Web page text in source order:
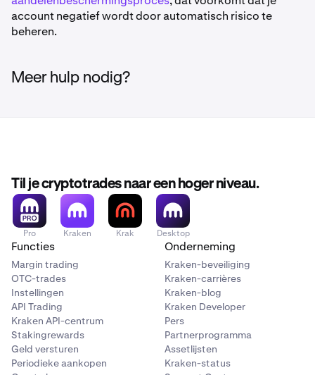
account negatief wordt door automatisch risico te
beheren.
Meer hulp nodig?
Til je cryptotrades naar een hoger niveau.
Pro Kraken Krak Desktop
Functies
Margin trading
OTC-trades
Instellingen
API Trading
Kraken API-centrum
Stakingrewards
Geld versturen
Periodieke aankopen
Onderneming
Kraken-beveiliging
Kraken-carrières
Kraken-blog
Kraken Developer
Pers
Partnerprogramma
Assetlijsten
Kraken-status